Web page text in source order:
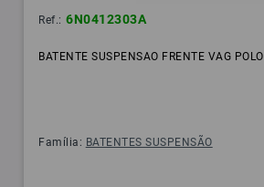
Ref.: 6N0412303A
BATENTE SUSPENSAO FRENTE VAG POLO
Família: BATENTES SUSPENSÃO